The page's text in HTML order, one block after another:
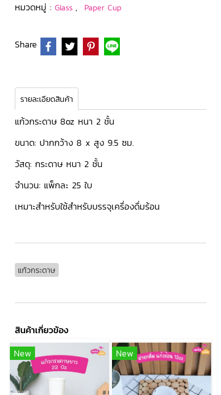
หมวดหมู่ : Glass , Paper Cup
Share
รายละเอียดสินค้า
แก้วกระดาษ 8oz หนา 2 ชั้น
ขนาด: ปากกว้าง 8 x สูง 9.5 ซม.
วัสดุ: กระดาษ หนา 2 ชั้น
จำนวน: แพ็กละ 25 ใบ
เหมาะสำหรับใช้สำหรับบรรจุเครื่องดื่มร้อน
แก้วกระดาษ
สินค้าเกี่ยวข้อง
New
New